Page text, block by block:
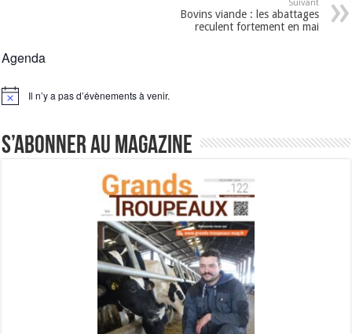
Suivant
Bovins viande : les abattages
reculent fortement en mai
Agenda
Notice Il n’y a pas d’évènements à venir.
S’abonner au magazine